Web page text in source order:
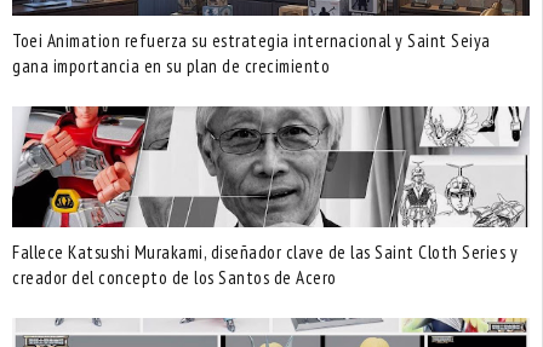
Toei Animation refuerza su estrategia internacional y Saint Seiya
gana importancia en su plan de crecimiento
Fallece Katsushi Murakami, diseñador clave de las Saint Cloth Series y
creador del concepto de los Santos de Acero